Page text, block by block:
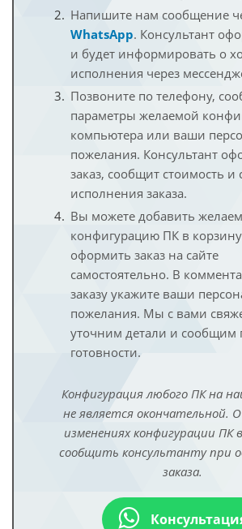
Напишите нам сообщение
WhatsApp. Консультант
и будет информировать о
исполнения через
Позвоните по телефону,
параметры желаемой
компьютера или ваши
пожелания. Консультант
заказ, сообщит стоимость и
исполнения заказа.
Вы можете добавить
конфигурацию ПК в
оформить заказ на сайте
самостоятельно. В
заказу укажите ваши
пожелания. Мы с вами
уточним детали и сообщим
готовности.
Конфигурация любого ПК на
не является окончательной.
изменениях конфигурации
сообщить консультанту при
заказа.